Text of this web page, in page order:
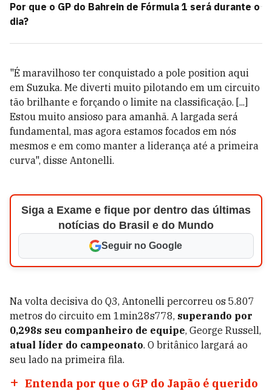
Por que o GP do Bahrein de Fórmula 1 será durante o
dia?
"É maravilhoso ter conquistado a pole position aqui
em Suzuka. Me diverti muito pilotando em um circuito
tão brilhante e forçando o limite na classificação. [...]
Estou muito ansioso para amanhã. A largada será
fundamental, mas agora estamos focados em nós
mesmos e em como manter a liderança até a primeira
curva", disse Antonelli.
Siga a Exame e fique por dentro das últimas
notícias do Brasil e do Mundo
Seguir no Google
Na volta decisiva do Q3, Antonelli percorreu os 5.807
metros do circuito em 1min28s778, superando por
0,298s seu companheiro de equipe, George Russell,
atual líder do campeonato. O britânico largará ao
seu lado na primeira fila.
Entenda por que o GP do Japão é querido